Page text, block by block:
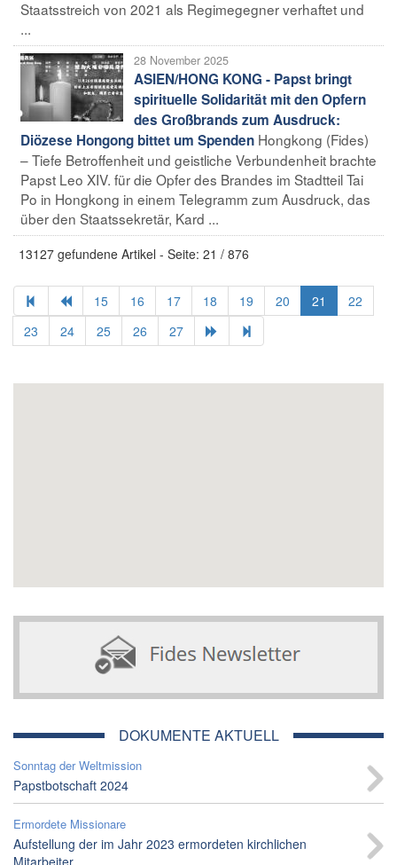
Staatsstreich von 2021 als Regimegegner verhaftet und
...
28 November 2025
ASIEN/HONG KONG - Papst bringt
spirituelle Solidarität mit den Opfern
des Großbrands zum Ausdruck:
Diözese Hongong bittet um Spenden Hongkong (Fides)
– Tiefe Betroffenheit und geistliche Verbundenheit brachte
Papst Leo XIV. für die Opfer des Brandes im Stadtteil Tai
Po in Hongkong in einem Telegramm zum Ausdruck, das
über den Staatssekretär, Kard ...
13127 gefundene Artikel - Seite: 21 / 876
15 16 17 18 19 20 21
22
23
24 25 26 27
DOKUMENTE AKTUELL
Sonntag der Weltmission
Papstbotschaft 2024
Ermordete Missionare
Aufstellung der im Jahr 2023 ermordeten kirchlichen
Mitarbeiter